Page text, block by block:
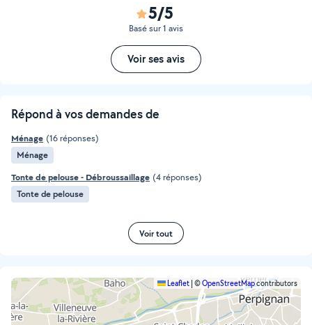
5/5
Basé sur 1 avis
Voir ses avis
Répond à vos demandes de
Ménage (16 réponses)
Ménage
Tonte de pelouse - Débroussaillage (4 réponses)
Tonte de pelouse
Voir tout
Leaflet ©OpenStreetMapcontributors